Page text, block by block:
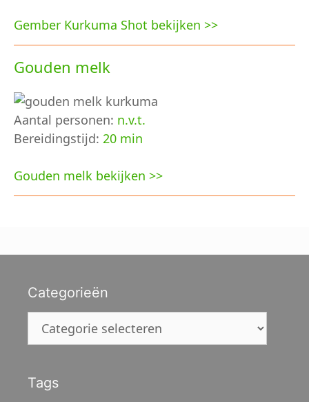
Gember Kurkuma Shot bekijken >>
Gouden melk
Aantal personen: n.v.t.
Bereidingstijd: 20 min
Gouden melk bekijken >>
Categorieën
Categorieën
Tags